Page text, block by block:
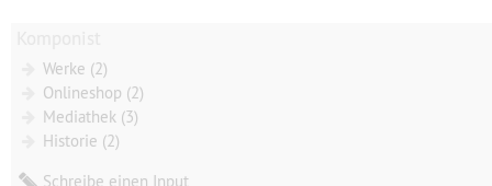
Werke (2)
Onlineshop (2)
Mediathek (3)
Historie (2)
Schreibe einen Input